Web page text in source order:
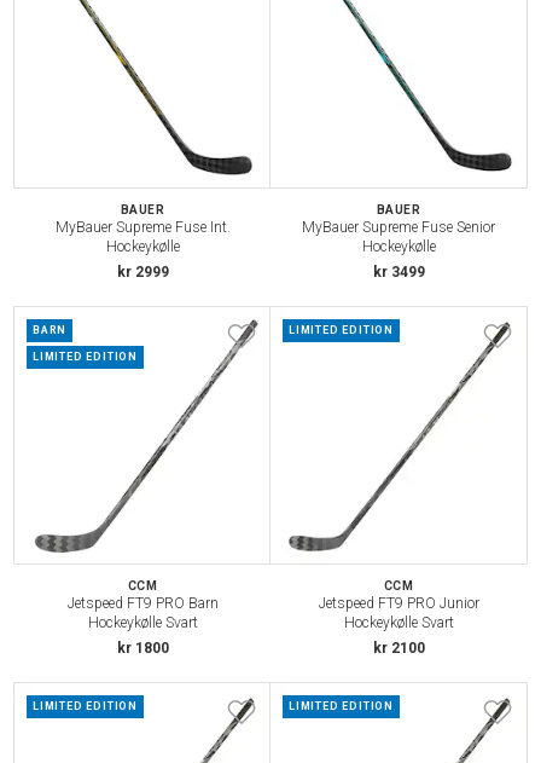
BAUER
MyBauer Supreme Fuse Int.
Hockeykølle
kr 2999
BAUER
MyBauer Supreme Fuse Senior
Hockeykølle
kr 3499
BARN
LIMITED EDITION
CCM
Jetspeed FT9 PRO Barn
Hockeykølle Svart
kr 1800
LIMITED EDITION
CCM
Jetspeed FT9 PRO Junior
Hockeykølle Svart
kr 2100
LIMITED EDITION LIMITED EDITION